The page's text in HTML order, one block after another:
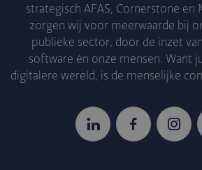
strategisch AFAS, Cornerstone
zorgen wij voor meerwaarde bij
publieke sector, door de inzet
software én onze mensen. Want
digitalere wereld, is de menselijke